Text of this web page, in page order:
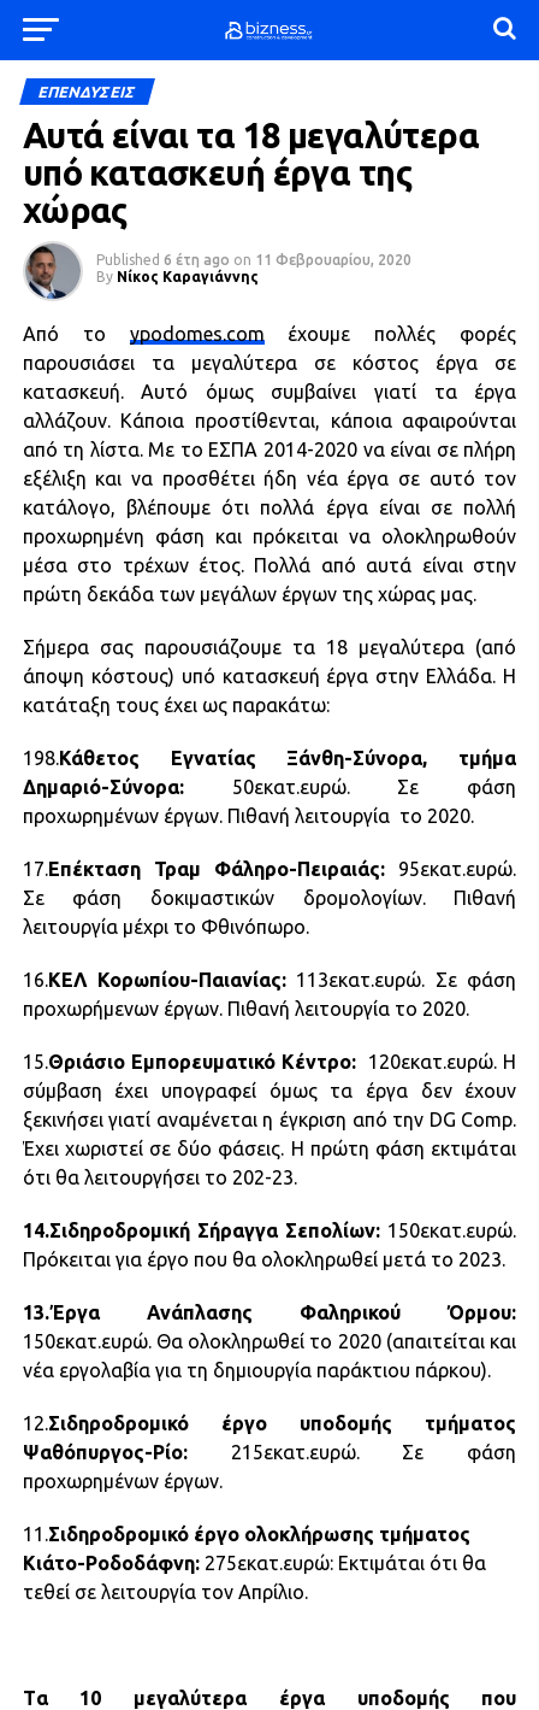
ΕΠΕΝΔΥΣΕΙΣ
Αυτά είναι τα 18 μεγαλύτερα
υπό κατασκευή έργα της
χώρας
Published 6 έτη ago on 11 Φεβρουαρίου, 2020
By Νίκος Καραγιάννης
Από το ypodomes.com έχουμε πολλές φορές
παρουσιάσει τα μεγαλύτερα σε κόστος έργα σε
κατασκευή. Αυτό όμως συμβαίνει γιατί τα έργα
αλλάζουν. Κάποια προστίθενται, κάποια αφαιρούνται
από τη λίστα. Με το ΕΣΠΑ 2014-2020 να είναι σε πλήρη
εξέλιξη και να προσθέτει ήδη νέα έργα σε αυτό τον
κατάλογο, βλέπουμε ότι πολλά έργα είναι σε πολλή
προχωρημένη φάση και πρόκειται να ολοκληρωθούν
μέσα στο τρέχων έτος. Πολλά από αυτά είναι στην
πρώτη δεκάδα των μεγάλων έργων της χώρας μας.
Σήμερα σας παρουσιάζουμε τα 18 μεγαλύτερα (από
άποψη κόστους) υπό κατασκευή έργα στην Ελλάδα. Η
κατάταξη τους έχει ως παρακάτω:
198.Κάθετος Εγνατίας Ξάνθη-Σύνορα, τμήμα
Δημαριό-Σύνορα: 50εκατ.ευρώ. Σε φάση
προχωρημένων έργων. Πιθανή λειτουργία το 2020.
17.Επέκταση Τραμ Φάληρο-Πειραιάς: 95εκατ.ευρώ.
Σε φάση δοκιμαστικών δρομολογίων. Πιθανή
λειτουργία μέχρι το Φθινόπωρο.
16.ΚΕΛ Κορωπίου-Παιανίας: 113εκατ.ευρώ. Σε φάση
προχωρήμενων έργων. Πιθανή λειτουργία το 2020.
15.Θριάσιο Εμπορευματικό Κέντρο:
120εκατ.ευρώ. Η
σύμβαση έχει υπογραφεί όμως τα έργα δεν έχουν
ξεκινήσει γιατί αναμένεται η έγκριση από την DG Comp.
Έχει χωριστεί σε δύο φάσεις. Η πρώτη φάση εκτιμάται
ότι θα λειτουργήσει το 202-23.
14.Σιδηροδρομική Σήραγγα Σεπολίων: 150εκατ.ευρώ.
Πρόκειται για έργο που θα ολοκληρωθεί μετά το 2023.
13.Έργα Ανάπλασης Φαληρικού Όρμου:
150εκατ.ευρώ. Θα ολοκληρωθεί το 2020 (απαιτείται και
νέα εργολαβία για τη δημιουργία παράκτιου πάρκου).
12.Σιδηροδρομικό έργο υποδομής τμήματος
Ψαθόπυργος-Ρίο:215εκατ.ευρώ. Σε φάση
προχωρημένων έργων.
11.Σιδηροδρομικό έργο ολοκλήρωσης τμήματος
Κιάτο-Ροδοδάφνη:275εκατ.ευρώ: Εκτιμάται ότι θα
τεθεί σε λειτουργία τον Απρίλιο.
Tα 10 μεγαλύτερα έργα υποδομής που